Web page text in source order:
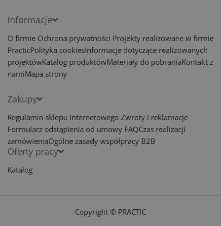
Informacje
O firmie Ochrona prywatności Projekty realizowane w firmie
PracticPolityka cookiesInformacje dotyczące realizowanych
projektówKatalog produktówMateriały do pobraniaKontakt z
namiMapa strony
Zakupy
Regulamin sklepu internetowego Zwroty i reklamacje
Formularz odstąpienia od umowy FAQCzas realizacji
zamówieniaOgólne zasady współpracy B2B
Oferty pracy
Katalog
Copyright © PRACTIC